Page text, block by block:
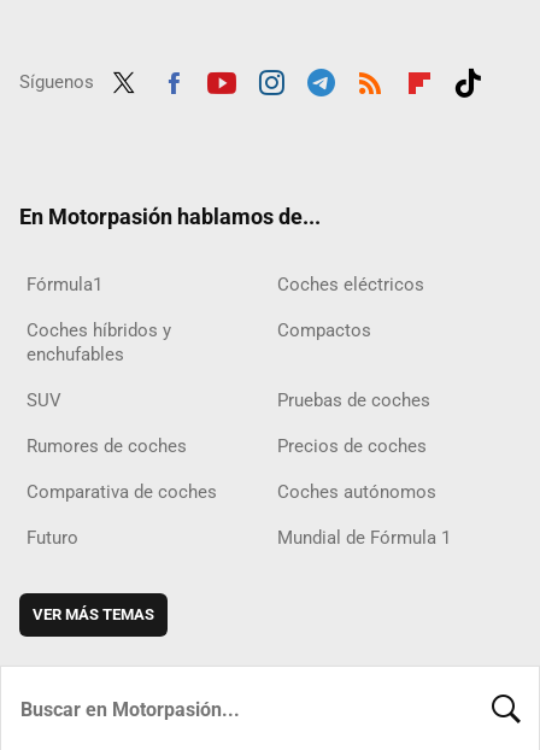
Síguenos
En Motorpasión hablamos de...
Fórmula1 Coches eléctricos
Coches híbridos y
enchufables
Compactos
SUV Pruebas de coches
Rumores de coches Precios de coches
Comparativa de coches Coches autónomos
Futuro Mundial de Fórmula 1
VER MÁS TEMAS